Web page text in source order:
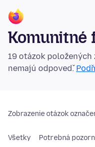
Komunitné
19 otázok
nemajú odpoveď.
Zobrazenie otázok
Všetky Potrebná